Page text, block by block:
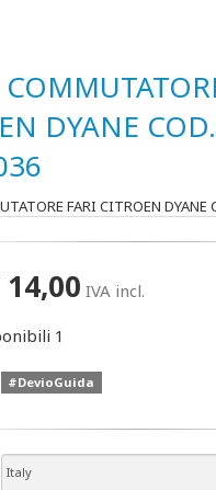
DYANE
FARI CITROEN DYANE
14,00 IVA incl.
1
#DevioGuida